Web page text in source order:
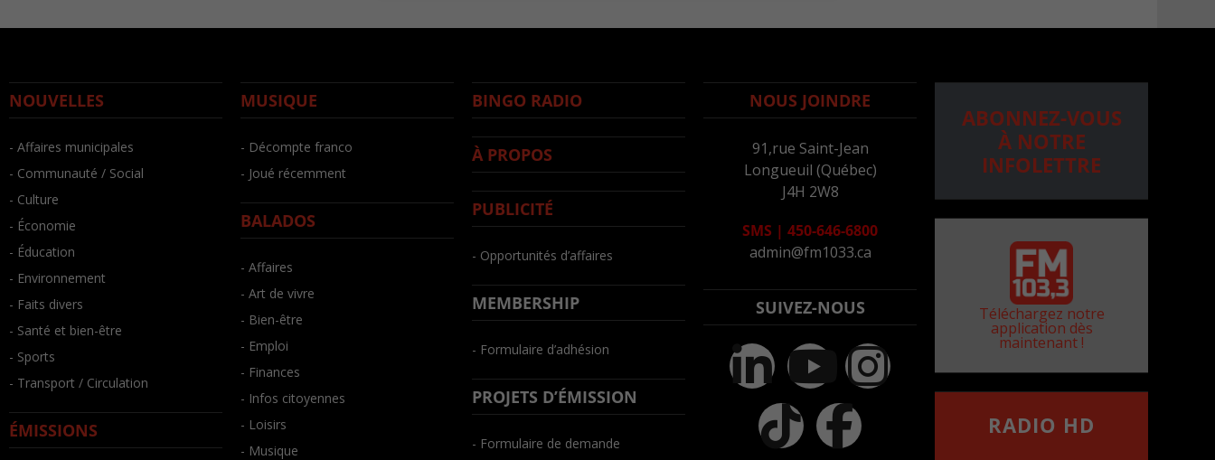
NOUVELLES
- Affaires municipales
- Communauté / Social
- Culture
- Économie
- Éducation
- Environnement
- Faits divers
- Santé et bien-être
- Sports
- Transport / Circulation
ÉMISSIONS
MUSIQUE
- Décompte franco
- Joué récemment
BALADOS
- Affaires
- Art de vivre
- Bien-être
- Emploi
- Finances
- Infos citoyennes
- Loisirs
- Musique
BINGO RADIO
À PROPOS
PUBLICITÉ
- Opportunités d’affaires
MEMBERSHIP
- Formulaire d’adhésion
PROJETS D’ÉMISSION
- Formulaire de demande
NOUS JOINDRE
91,rue Saint-Jean
Longueuil (Québec)
J4H 2W8
SMS | 450-646-6800
admin@fm1033.ca
SUIVEZ-NOUS
ABONNEZ-VOUS
À NOTRE
INFOLETTRE
Téléchargez notre
application dès
maintenant !
RADIO HD